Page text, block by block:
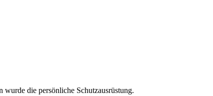
wurde die persönliche Schutzausrüstung.